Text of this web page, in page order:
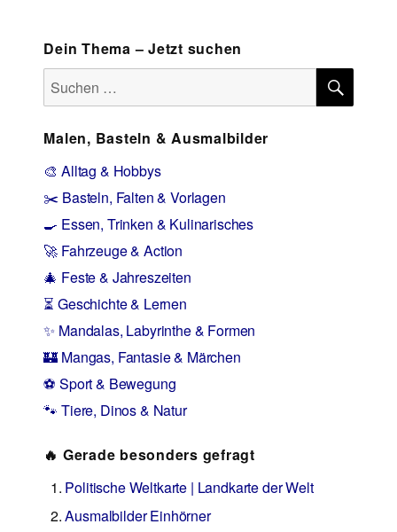
Dein Thema – Jetzt suchen
Suchen
nach:
Malen, Basteln & Ausmalbilder
🎨 Alltag & Hobbys
✂️ Basteln, Falten & Vorlagen
🍳 Essen, Trinken & Kulinarisches
🚀 Fahrzeuge & Action
🎄 Feste & Jahreszeiten
⏳ Geschichte & Lernen
✨ Mandalas, Labyrinthe & Formen
🏰 Mangas, Fantasie & Märchen
⚽ Sport & Bewegung
🐾 Tiere, Dinos & Natur
🔥 Gerade besonders gefragt
Politische Weltkarte | Landkarte der Welt
Ausmalbilder Einhörner